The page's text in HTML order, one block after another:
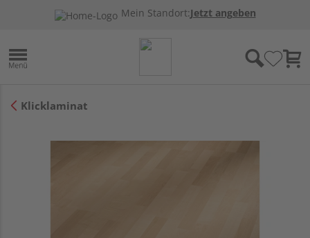
Mein Standort:Jetzt angeben
Klicklaminat